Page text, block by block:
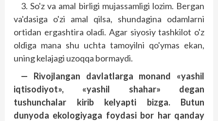
3. So'z va amal birligi mujassamligi lozim. Bergan
va'dasiga o'zi amal qilsa, shundagina odamlarni
ortidan ergashtira oladi. Agar siyosiy tashkilot o'z
oldiga mana shu uchta tamoyilni qo'ymas ekan,
uning kelajagi uzoqqa bormaydi.
— Rivojlangan davlatlarga monand «yashil
iqtisodiyot», «yashil shahar» degan
tushunchalar kirib kelyapti bizga. Butun
dunyoda ekologiyaga foydasi bor har qanday